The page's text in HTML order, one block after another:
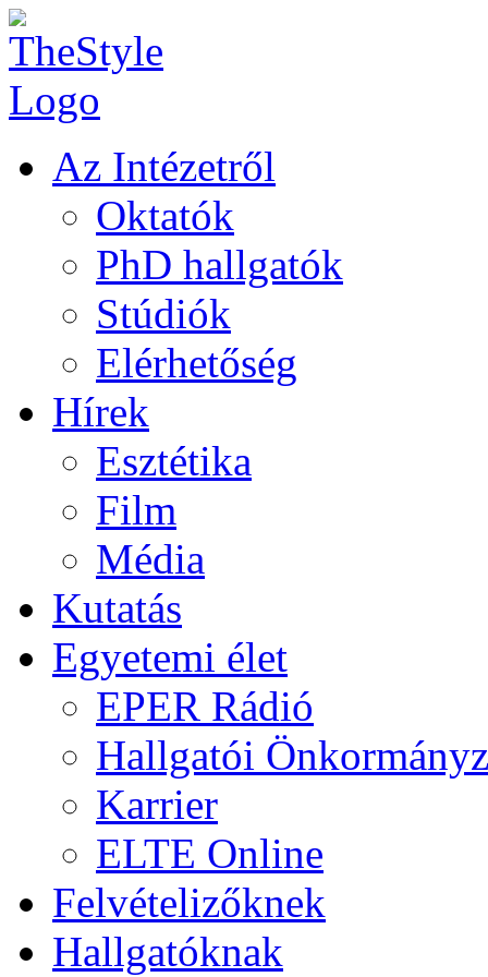
Az Intézetről
Oktatók
PhD hallgatók
Stúdiók
Elérhetőség
Hírek
Esztétika
Film
Média
Kutatás
Egyetemi élet
EPER Rádió
Hallgatói
Karrier
ELTE Online
Felvételizőknek
Hallgatóknak